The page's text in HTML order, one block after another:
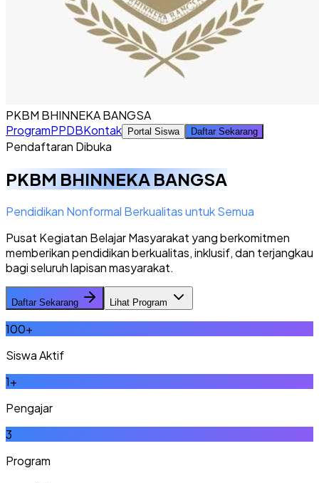
PKBM BHINNEKA BANGSA
ProgramPPDBKontak Portal Siswa Daftar Sekarang
Pendaftaran Dibuka
PKBM BHINNEKA BANGSA
Pendidikan Nonformal Berkualitas untuk Semua
Pusat Kegiatan Belajar Masyarakat yang berkomitmen
memberikan pendidikan berkualitas, inklusif, dan terjangkau
bagi seluruh lapisan masyarakat.
Daftar Sekarang Lihat Program
100+
Siswa Aktif
1+
Pengajar
3
Program